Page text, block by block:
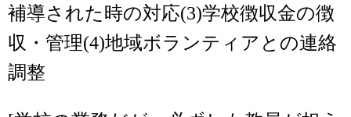
補導された時の対応(3)学校徴収金の徴
収・管理(4)地域ボランティアとの連絡
調整